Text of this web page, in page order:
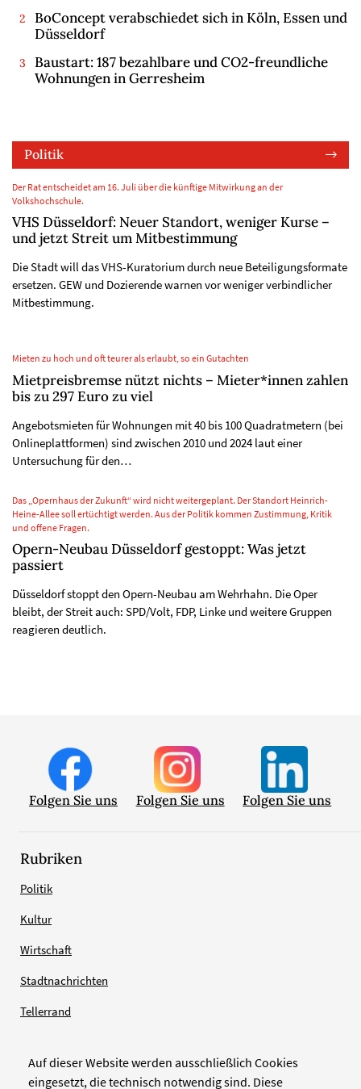
Auf dieser Website werden ausschließlich Cookies
eingesetzt, die technisch notwendig sind. Diese
BoConcept verabschiedet sich in Köln, Essen und
Düsseldorf
Baustart: 187 bezahlbare und CO2-freundliche
Wohnungen in Gerresheim
Politik
Der Rat entscheidet am 16. Juli über die künftige Mitwirkung an der
Volkshochschule.
VHS Düsseldorf: Neuer Standort, weniger Kurse –
und jetzt Streit um Mitbestimmung
Die Stadt will das VHS-Kuratorium durch neue Beteiligungsformate
ersetzen. GEW und Dozierende warnen vor weniger verbindlicher
Mitbestimmung.
Mieten zu hoch und oft teurer als erlaubt, so ein Gutachten
Mietpreisbremse nützt nichts – Mieter*innen zahlen
bis zu 297 Euro zu viel
Angebotsmieten für Wohnungen mit 40 bis 100 Quadratmetern (bei
Onlineplattformen) sind zwischen 2010 und 2024 laut einer
Untersuchung für den…
Das „Opernhaus der Zukunft“ wird nicht weitergeplant. Der Standort Heinrich-
Heine-Allee soll ertüchtigt werden. Aus der Politik kommen Zustimmung, Kritik
und offene Fragen.
Opern-Neubau Düsseldorf gestoppt: Was jetzt
passiert
Düsseldorf stoppt den Opern-Neubau am Wehrhahn. Die Oper
bleibt, der Streit auch: SPD/Volt, FDP, Linke und weitere Gruppen
reagieren deutlich.
Folgen Sie uns Folgen Sie uns Folgen Sie uns
Rubriken
Politik
Kultur
Wirtschaft
Stadtnachrichten
Tellerrand
Verlag